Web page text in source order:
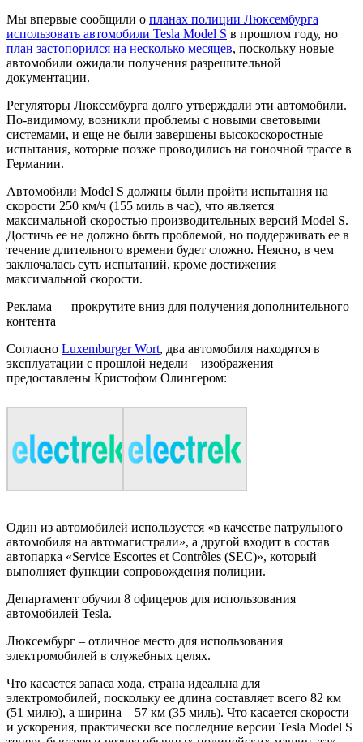
Мы впервые сообщили о планах полиции Люксембурга
использовать автомобили Tesla Model S в прошлом году, но
план застопорился на несколько месяцев, поскольку новые
автомобили ожидали получения разрешительной
документации.
Регуляторы Люксембурга долго утверждали эти автомобили.
По-видимому, возникли проблемы с новыми световыми
системами, и еще не были завершены высокоскоростные
испытания, которые позже проводились на гоночной трассе в
Германии.
Автомобили Model S должны были пройти испытания на
скорости 250 км/ч (155 миль в час), что является
максимальной скоростью производительных версий Model S.
Достичь ее не должно быть проблемой, но поддерживать ее в
течение длительного времени будет сложно. Неясно, в чем
заключалась суть испытаний, кроме достижения
максимальной скорости.
Реклама — прокрутите вниз для получения дополнительного
контента
Согласно Luxemburger Wort, два автомобиля находятся в
эксплуатации с прошлой недели – изображения
предоставлены Кристофом Олингером:
Один из автомобилей используется «в качестве патрульного
автомобиля на автомагистрали», а другой входит в состав
автопарка «Service Escortes et Contrôles (SEC)», который
выполняет функции сопровождения полиции.
Департамент обучил 8 офицеров для использования
автомобилей Tesla.
Люксембург – отличное место для использования
электромобилей в служебных целях.
Что касается запаса хода, страна идеальна для
электромобилей, поскольку ее длина составляет всего 82 км
(51 милю), а ширина – 57 км (35 миль). Что касается скорости
и ускорения, практически все последние версии Tesla Model S